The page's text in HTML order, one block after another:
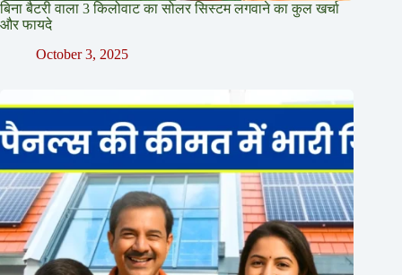
बिना बैटरी वाला 3 किलोवाट का सोलर सिस्टम लगवाने का कुल खर्चा
और फायदे
October 3, 2025